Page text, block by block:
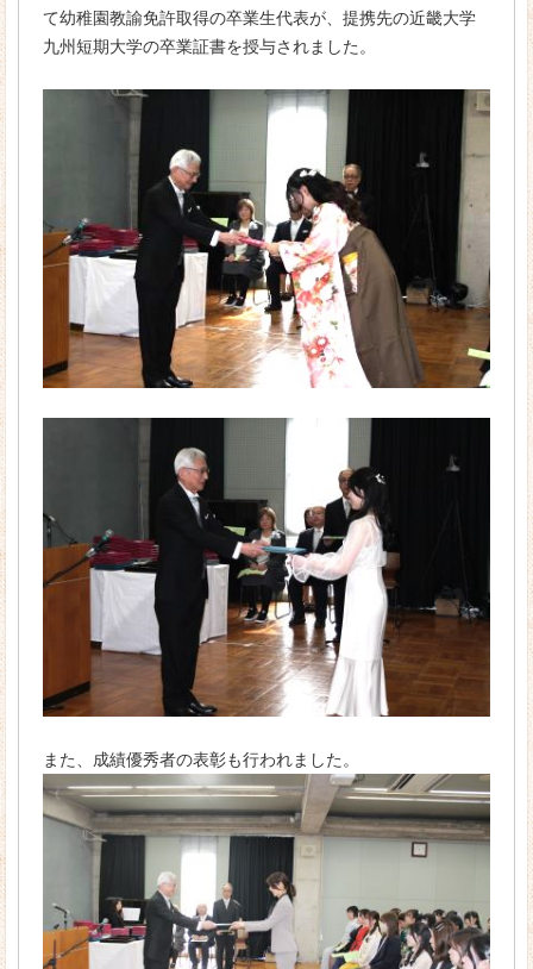
資格
入学金・学費
学費サポート・奨学金
既卒者のみなさまへ
オープンキャンパス
私たちが京都ほせんに入学した理由
キャンパスライフ
キャンパスカレンダー
ほせんデータ
入学生出身高校一覧
学校周辺マップ
学生サポート
よくあるご質問 アクセス お問い合わせ
て幼稚園教諭免許取得の卒業生代表が、提携先の近畿大学
九州短期大学の卒業証書を授与されました。
また、成績優秀者の表彰も行われました。